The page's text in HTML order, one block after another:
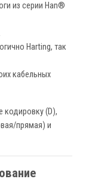
из серии Han®
Harting, так
кабельных
кодировку (D),
прямая) и